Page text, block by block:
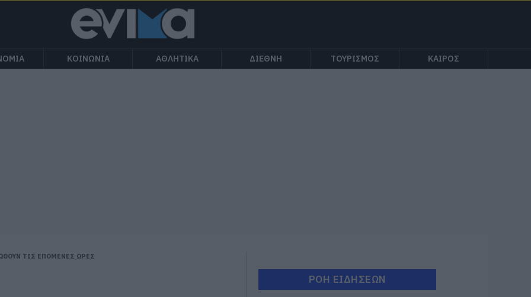
ΚΟΙΝΩΝΙΑ ΑΘΛΗΤΙΚΑ ΔΙΕΘΝΗ ΤΟΥΡΙΣΜΟΣ ΚΑΙΡΟΣ
ΤΙΣ ΕΠΟΜΕΝΕΣ ΩΡΕΣ
ΡΟΗ ΕΙΔΗΣΕΩΝ